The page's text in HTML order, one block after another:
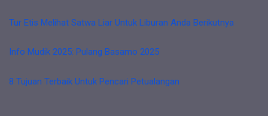
Tur Etis Melihat Satwa Liar Untuk Liburan Anda Berikutnya
Info Mudik 2025: Pulang Basamo 2025
8 Tujuan Terbaik Untuk Pencari Petualangan